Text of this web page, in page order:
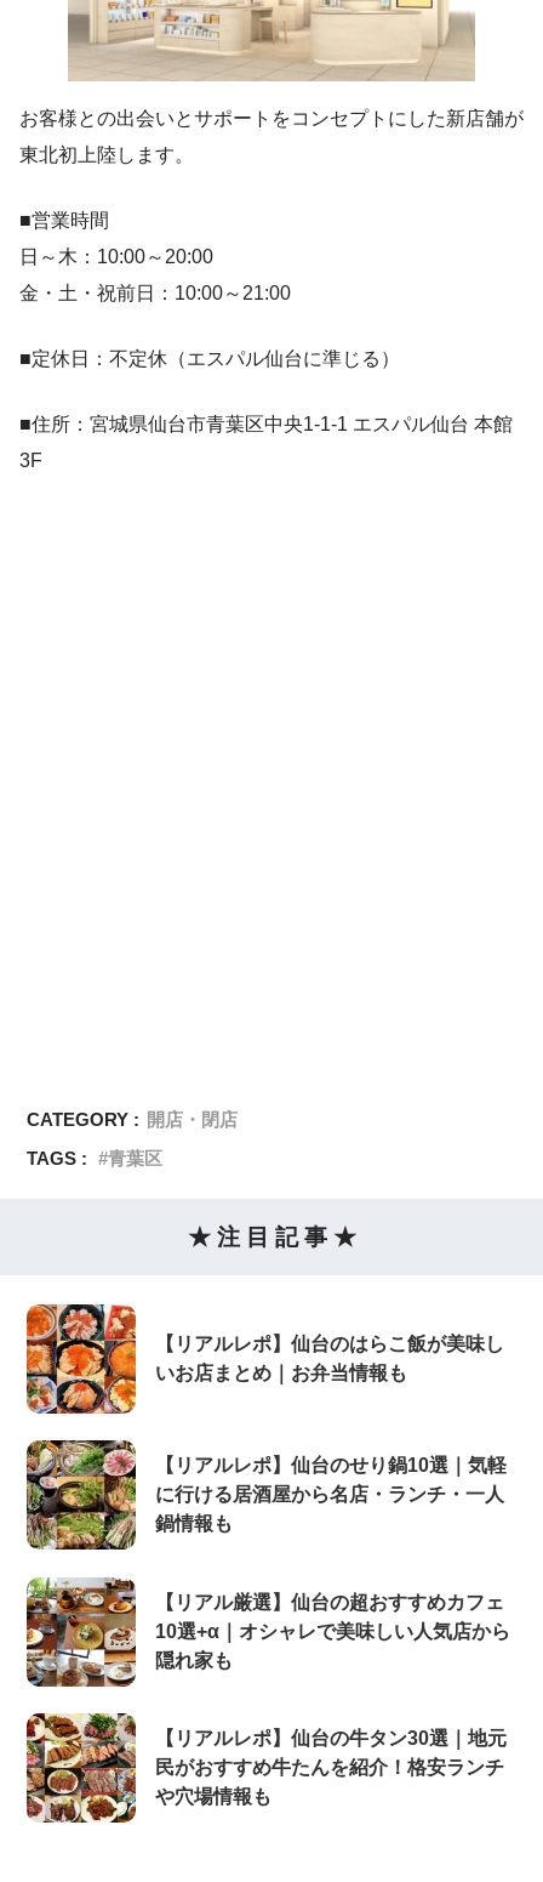
お客様との出会いとサポートをコンセプトにした新店舗が
東北初上陸します。
■営業時間
日～木：10:00～20:00
金・土・祝前日：10:00～21:00
■定休日：不定休（エスパル仙台に準じる）
■住所：宮城県仙台市青葉区中央1-1-1 エスパル仙台 本館
3F
CATEGORY : 開店・閉店
TAGS :
青葉区
★ 注 目 記 事 ★
【リアルレポ】仙台のはらこ飯が美味し
いお店まとめ｜お弁当情報も
【リアルレポ】仙台のせり鍋10選｜気軽
に行ける居酒屋から名店・ランチ・一人
鍋情報も
【リアル厳選】仙台の超おすすめカフェ
10選+α｜オシャレで美味しい人気店から
隠れ家も
【リアルレポ】仙台の牛タン30選｜地元
民がおすすめ牛たんを紹介！格安ランチ
や穴場情報も